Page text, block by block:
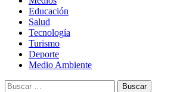
Educación
Salud
Tecnología
Turismo
Deporte
Medio Ambiente
Buscar: